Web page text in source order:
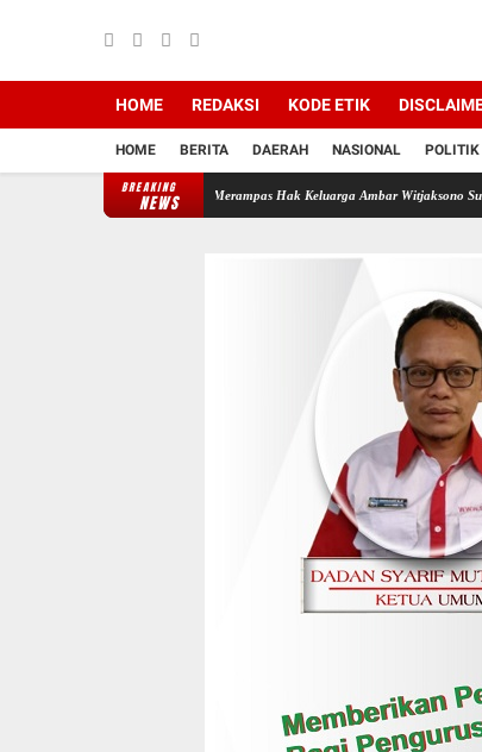
HOME REDAKSI KODE ETIK
HOME BERITA DAERAH NASIONAL POLITIK
BREAKING
NEWS
Mafia Tanah Merampas Hak Keluarga Ambar Witjaksono Sutarman